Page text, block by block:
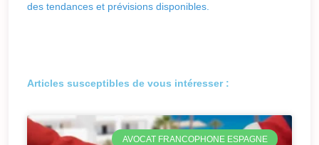
des tendances et prévisions disponibles.
Articles susceptibles de vous intéresser :
AVOCAT FRANCOPHONE ESPAGNE